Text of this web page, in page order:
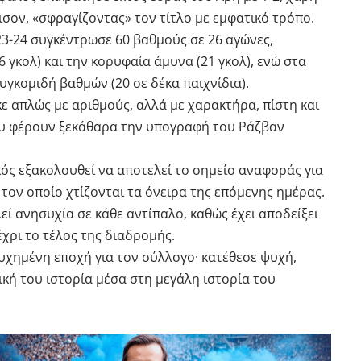
«σφραγίζοντας» τον τίτλο με εμφατικό τρόπο.
24 συγκέντρωσε 60 βαθμούς σε 26 αγώνες,
γκολ) και την κορυφαία άμυνα (21 γκολ), ενώ στα
βαθμών (20 σε δέκα παιχνίδια).
με αριθμούς, αλλά με χαρακτήρα, πίστη και
φέρουν ξεκάθαρα την υπογραφή του Ράζβαν
εξακολουθεί να αποτελεί το σημείο αναφοράς για
οποίο χτίζονται τα όνειρα της επόμενης ημέρας.
ανησυχία σε κάθε αντίπαλο, καθώς έχει αποδείξει
το τέλος της διαδρομής.
εποχή για τον σύλλογο· κατέθεσε ψυχή,
του ιστορία μέσα στη μεγάλη ιστορία του